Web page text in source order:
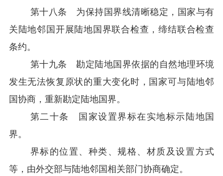
第十八条 为保持国界线清晰稳定，国家与有
关陆地邻国开展陆地国界联合检查，缔结联合检查
条约。
第十九条 勘定陆地国界依据的自然地理环境
发生无法恢复原状的重大变化时，国家可与陆地邻
国协商，重新勘定陆地国界。
第二十条 国家设置界标在实地标示陆地国
界。
界标的位置、种类、规格、材质及设置方式
等，由外交部与陆地邻国相关部门协商确定。